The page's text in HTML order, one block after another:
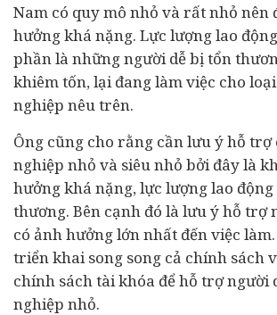
Nam có quy mô nhỏ và rất nhỏ nên
hưởng khá nặng. Lực lượng lao
phần là những người dễ bị tổn
khiêm tốn, lại đang làm việc cho
nghiệp nêu trên.
Ông cũng cho rằng cần lưu ý hỗ trợ
nghiệp nhỏ và siêu nhỏ bởi đây là
hưởng khá nặng, lực lượng lao
thương. Bên cạnh đó là lưu ý hỗ trợ
có ảnh hưởng lớn nhất đến việc
triển khai song song cả chính sách
chính sách tài khóa để hỗ trợ người
nghiệp nhỏ.